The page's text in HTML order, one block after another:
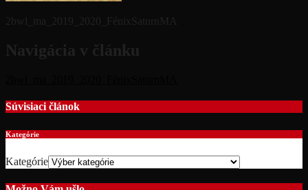
2bwl_ma_2019_2020_FénixSaturnMA
Navigácia v článku
Súvisiaci článok
Kategórie
Kategórie